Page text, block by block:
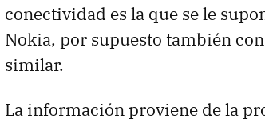
conectividad es la que se le
Nokia, por supuesto también
similar.
La información proviene de la